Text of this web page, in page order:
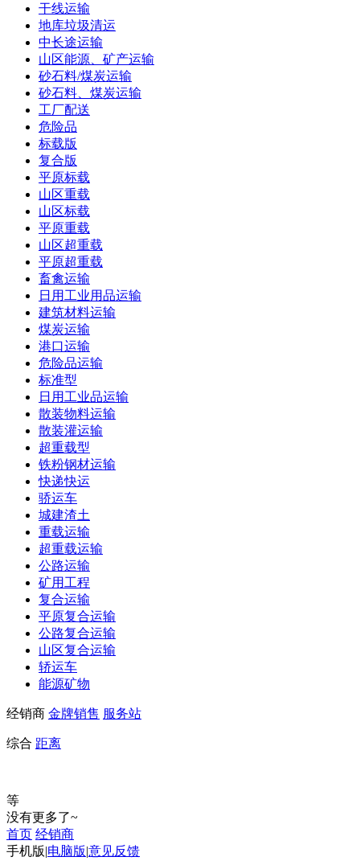
干线运输
地库垃圾清运
中长途运输
山区能源、矿产运输
砂石料/煤炭运输
砂石料、煤炭运输
工厂配送
危险品
标载版
复合版
平原标载
山区重载
山区标载
平原重载
山区超重载
平原超重载
畜禽运输
日用工业用品运输
建筑材料运输
煤炭运输
港口运输
危险品运输
标准型
日用工业品运输
散装物料运输
散装灌运输
超重载型
铁粉钢材运输
快递快运
骄运车
城建渣土
重载运输
超重载运输
公路运输
矿用工程
复合运输
平原复合运输
公路复合运输
山区复合运输
轿运车
能源矿物
经销商 金牌销售 服务站
综合 距离
等
没有更多了~
首页 经销商
手机版|电脑版|意见反馈